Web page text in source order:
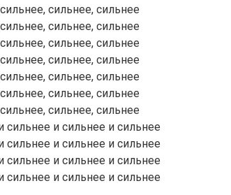
сильнее, сильнее
сильнее, сильнее
сильнее, сильнее
сильнее, сильнее
сильнее, сильнее
сильнее, сильнее
сильнее, сильнее
сильнее и сильнее и сильнее
сильнее и сильнее и сильнее
сильнее и сильнее и сильнее
сильнее и сильнее и сильнее